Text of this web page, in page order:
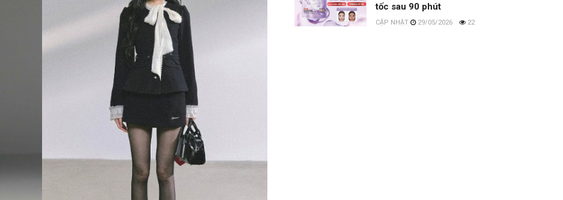
tốc sau 90 phút
29/05/2026 22